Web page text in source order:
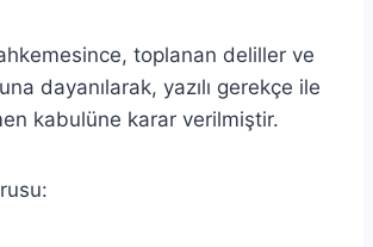
toplanan deliller ve
dayanılarak, yazılı gerekçe ile
kabulüne karar verilmiştir.